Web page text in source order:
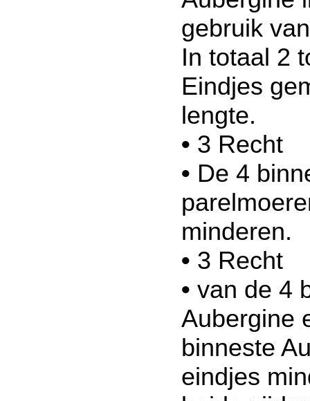
gebruik
In totaal 2
Eindjes
lengte.
• 3 Recht
• De 4
minderen.
• 3 Recht
• van de 4
Aubergine
binneste
eindjes